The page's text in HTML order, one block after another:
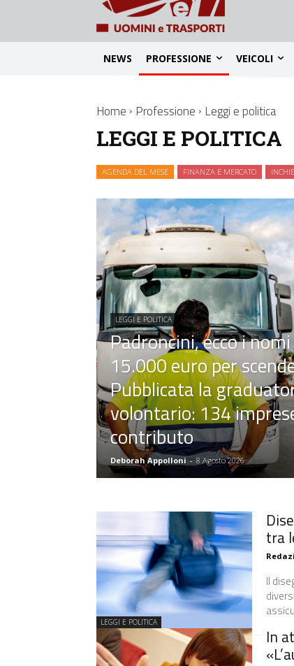
NEWS PROFESSIONE VEICOLI
Home Professione Leggi e politica
LEGGI E POLITICA
AGENDA DEL MESE FINANZA E MERCATO
LEGGI E POLITICA
Padroncini, ecco i
15.000 euro per
Pubblicata la
volontario: 134
contributo
Deborah Appolloni - 8 Agosto 2026
LEGGI E POLITICA
tra
Il
In